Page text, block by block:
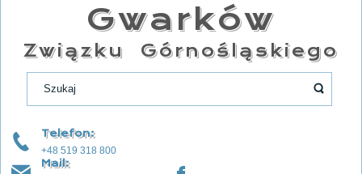
Gwarków
Związku Górnośląskiego
Telefon:
+48 519 318 800
Mail: